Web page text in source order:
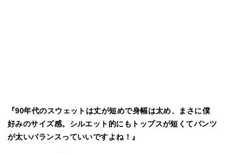
『90年代のスウェットは丈が短めで身幅は太め、まさに僕
好みのサイズ感。シルエット的にもトップスが短くてパンツ
が太いバランスっていいですよね！』